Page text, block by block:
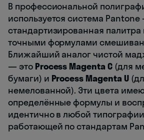
В профессиональной
используется система
стандартизированная палитра
точными формулами
Ближайший аналог чистой
— это Process Magenta C(для
бумаги) и Process Magenta U
немелованной). Эти цвета
определённые формулы и
идентично в любой
работающей по стандартам